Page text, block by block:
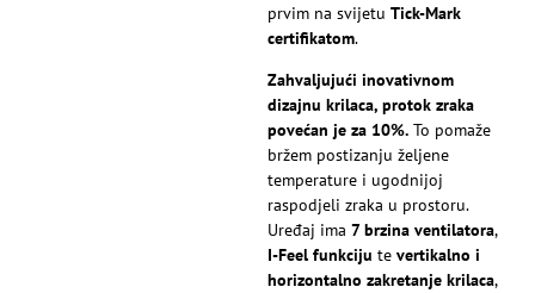
prvim na svijetu Tick-Mark
certifikatom.
Zahvaljujući inovativnom
dizajnu krilaca, protok zraka
povećan je za 10%. To pomaže
bržem postizanju željene
temperature i ugodnijoj
raspodjeli zraka u prostoru.
Uređaj ima 7 brzina ventilatora,
I-Feel funkciju te vertikalno i
horizontalno zakretanje krilaca,